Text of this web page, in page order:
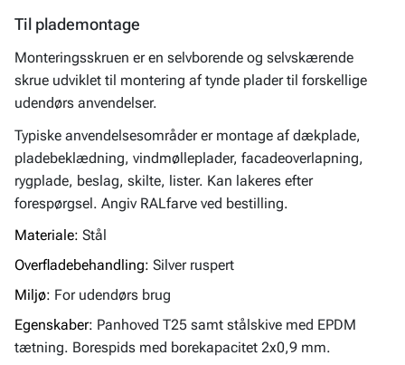
Til plademontage
Monteringsskruen er en selvborende og selvskærende
skrue udviklet til montering af tynde plader til forskellige
udendørs anvendelser.
Typiske anvendelsesområder er montage af dækplade,
pladebeklædning, vindmølleplader, facadeoverlapning,
rygplade, beslag, skilte, lister. Kan lakeres efter
forespørgsel. Angiv RALfarve ved bestilling.
Materiale: Stål
Overfladebehandling: Silver ruspert
Miljø: For udendørs brug
Egenskaber: Panhoved T25 samt stålskive med EPDM
tætning. Borespids med borekapacitet 2x0,9 mm.